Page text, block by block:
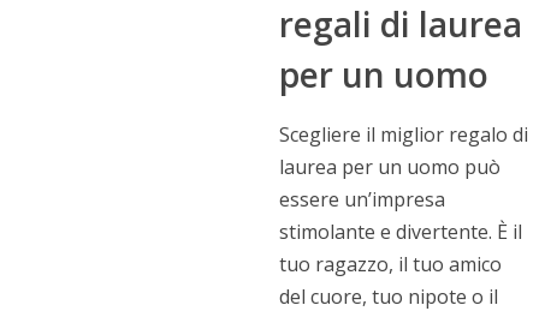
regali di laurea
per un uomo
Scegliere il miglior regalo di
laurea per un uomo può
essere un’impresa
stimolante e divertente. È il
tuo ragazzo, il tuo amico
del cuore, tuo nipote o il